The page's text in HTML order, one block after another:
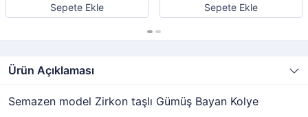
Sepete Ekle Sepete Ekle
Ürün Açıklaması
Semazen model Zirkon taşlı Gümüş Bayan Kolye